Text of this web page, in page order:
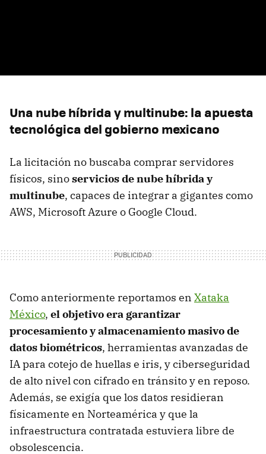
Una nube híbrida y multinube: la apuesta
tecnológica del gobierno mexicano
La licitación no buscaba comprar servidores
físicos, sinoservicios de nube híbrida y
multinube, capaces de integrar a gigantes como
AWS, Microsoft Azure o Google Cloud.
Como anteriormente reportamos en Xataka
México, el objetivo era garantizar
procesamiento y almacenamiento masivo de
datos biométricos, herramientas avanzadas de
IA para cotejo de huellas e iris, y ciberseguridad
de alto nivel con cifrado en tránsito y en reposo.
Además, se exigía que los datos residieran
físicamente en Norteamérica y que la
infraestructura contratada estuviera libre de
obsolescencia.